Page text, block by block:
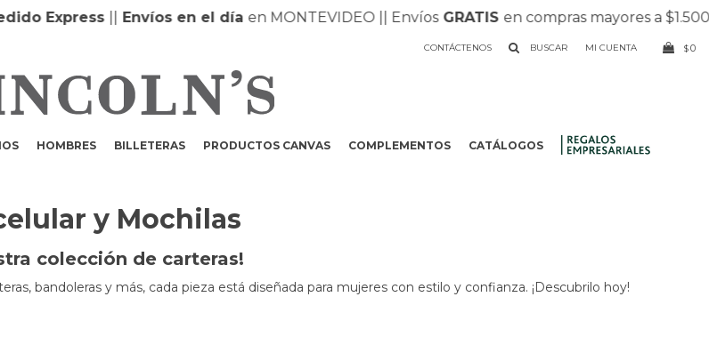
Express||Envíos en el díaen MONTEVIDEO || EnvíosGRATISen compras mayores a $1.500 ||
HOMBRES BILLETERAS PRODUCTOS CANVAS COMPLEMENTOS CATÁLOGOS
CONTÁCTENOS $0
y Mochilas
colección de carteras!
bandoleras y más, cada pieza está diseñada para mujeres con estilo y confianza. ¡Descubrilo hoy!